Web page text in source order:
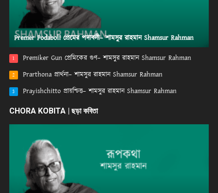
Premer Podaboli প্রেমের পদাবলী– শামসুর রাহমান Shamsur Rahman
1 Premiker Gun প্রেমিকের গুণ– শামসুর রাহমান Shamsur Rahman
2 Prarthona প্রার্থনা– শামসুর রাহমান Shamsur Rahman
3 Prayishchitto প্রায়শ্চিত্ত– শামসুর রাহমান Shamsur Rahman
CHORA KOBITA | ছড়া কবিতা